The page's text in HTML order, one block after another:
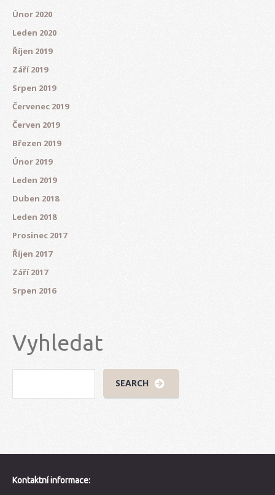
Únor 2020
Leden 2020
Říjen 2019
Září 2019
Srpen 2019
Červenec 2019
Červen 2019
Březen 2019
Únor 2019
Leden 2019
Duben 2018
Leden 2018
Prosinec 2017
Říjen 2017
Září 2017
Srpen 2016
Vyhledat
Kontaktní informace: